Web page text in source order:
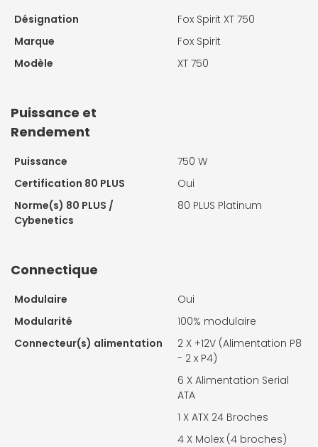
Désignation
Fox Spirit XT 750
Marque
Fox Spirit
Modèle
XT 750
Puissance et
Rendement
Puissance
750 W
Certification 80 PLUS
Oui
Norme(s) 80 PLUS /
Cybenetics
80 PLUS Platinum
Connectique
Modulaire
Oui
Modularité
100% modulaire
Connecteur(s) alimentation
2 X +12V (Alimentation P8
- 2 x P4)
6 X Alimentation Serial
ATA
1 X ATX 24 Broches
4 X Molex (4 broches)